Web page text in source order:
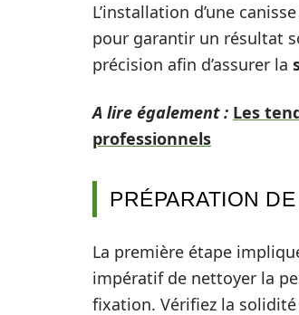
L’installation d’une
pour garantir un résultat
précision afin d’assurer la
A lire également : Les
professionnels
PRÉPARATION
La première étape
impératif de nettoyer la
fixation. Vérifiez la